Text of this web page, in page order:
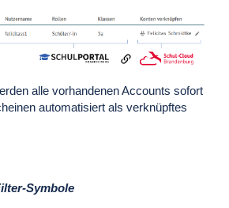
alle vorhandenen Accounts sofort
automatisiert als verknüpftes
Symbole